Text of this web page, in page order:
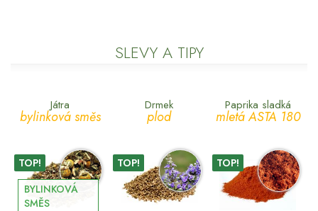
SLEVY A TIPY
Játra
bylinková směs
TOP!
BYLINKOVÁ
SMĚS
Drmek
plod
TOP!
Paprika sladká
mletá ASTA 180
TOP!